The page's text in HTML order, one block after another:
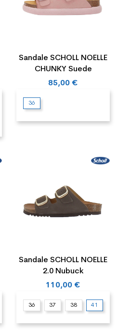
Sandale SCHOLL NOELLE
CHUNKY Suede
85,00 €
36
Sandale SCHOLL NOELLE
2.0 Nubuck
110,00 €
36 37 38 41